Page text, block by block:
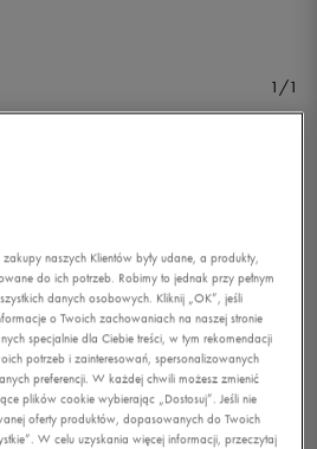
1/1
naszych Klientów były udane, a produkty,
do ich potrzeb. Robimy to jednak przy pełnym
danych osobowych. Kliknij „OK”, jeśli
o Twoich zachowaniach na naszej stronie
specjalnie dla Ciebie treści, w tym rekomendacji
potrzeb i zainteresowań, spersonalizowanych
preferencji. W każdej chwili możesz zmienić
plików cookie wybierając „Dostosuj”. Jeśli nie
oferty produktów, dopasowanych do Twoich
W celu uzyskania więcej informacji, przeczytaj